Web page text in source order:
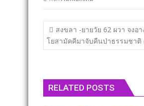
แนะแนว
เรื่อง
สงขลา​ -​ยายวัย 62 ผวา จงอ
โยสามัคคีมาจับคืนป่าธรรมชาติ​
RELATED POSTS